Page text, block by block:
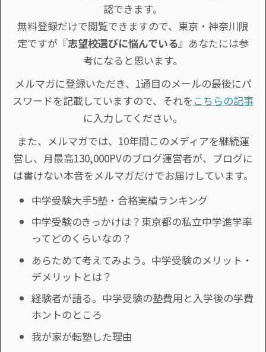
認できます。
無料登録だけで閲覧できますので、東京・神奈川限
定ですが『志望校選びに悩んでいる』あなたには参
考になると思います。
メルマガに登録いただき、1通目のメールの最後にパ
スワードを記載していますので、それを こちらの記事
に入力してください。
また、メルマガでは、10年間このメディアを継続運
営し、月最高130,000PVのブログ運営者が、ブログに
は書けない本音をメルマガだけでお届けしています。
中学受験大手5塾・合格実績ランキング
中学受験のきっかけは？東京都の私立中学進学率
ってどのくらいなの？
あらためて考えてみよう。中学受験のメリット・
デメリットとは？
経験者が語る。中学受験の塾費用と入学後の学費
ホントのところ
我が家が転塾した理由